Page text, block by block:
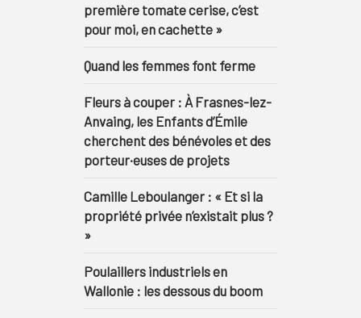
première tomate cerise, c’est
pour moi, en cachette »
Quand les femmes font ferme
Fleurs à couper : À Frasnes-lez-
Anvaing, les Enfants d’Émile
cherchent des bénévoles et des
porteur·euses de projets
Camille Leboulanger : « Et si la
propriété privée n’existait plus ?
»
Poulaillers industriels en
Wallonie : les dessous du boom